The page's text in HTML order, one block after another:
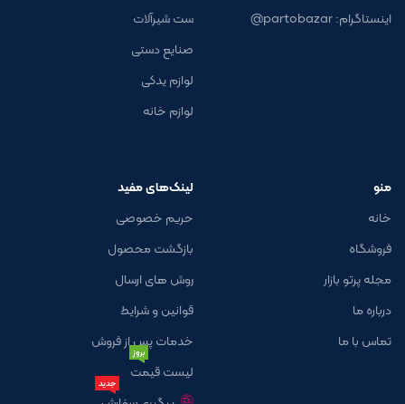
اینستاگرام: partobazar@
ست شیرآلات
صنایع دستی
لوازم یدکی
لوازم خانه
منو
خانه
فروشگاه
مجله پرتو بازار
درباره ما
تماس با ما
لینک‌های مفید
حریم خصوصی
بازگشت محصول
روش های ارسال
قوانین و شرایط
خدمات پس از فروش
لیست قیمت
بروز
جدید